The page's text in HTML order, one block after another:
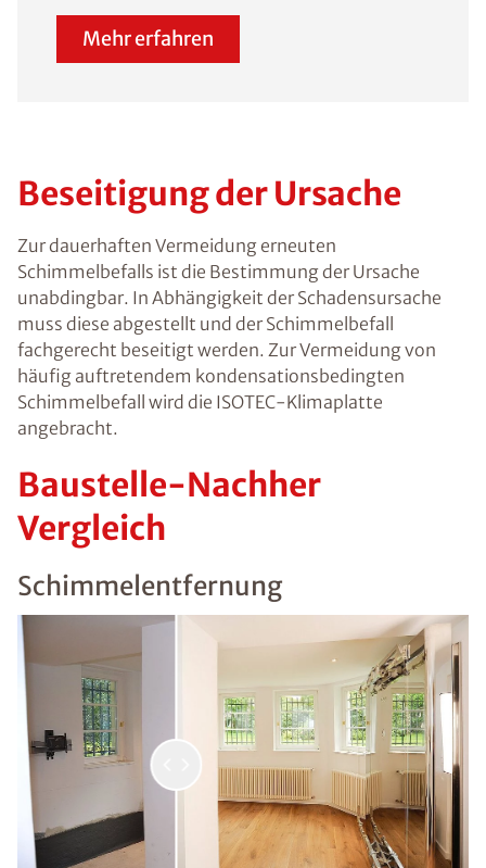
Mehr erfahren
Beseitigung der Ursache
Zur dauerhaften Vermeidung erneuten
Schimmelbefalls ist die Bestimmung der Ursache
unabdingbar. In Abhängigkeit der Schadensursache
muss diese abgestellt und der Schimmelbefall
fachgerecht beseitigt werden. Zur Vermeidung von
häufig auftretendem kondensationsbedingten
Schimmelbefall wird die ISOTEC-Klimaplatte
angebracht.
Baustelle-Nachher
Vergleich
Schimmelentfernung